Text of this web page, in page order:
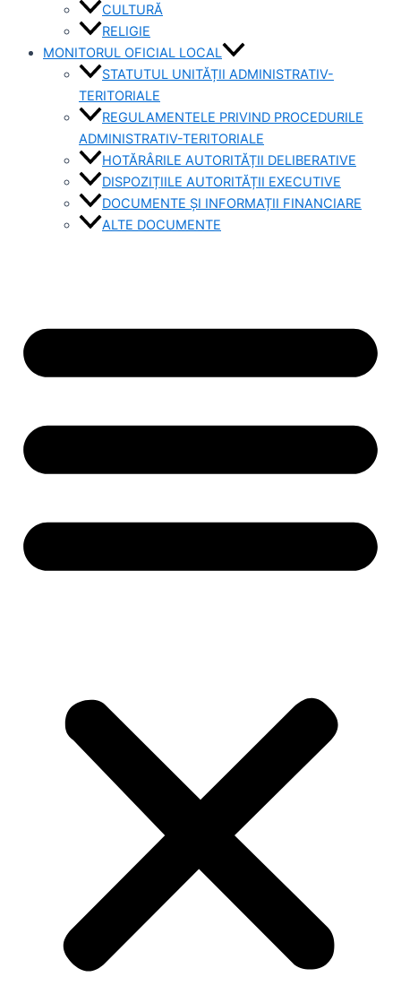
CULTURĂ
RELIGIE
MONITORUL OFICIAL LOCAL
STATUTUL UNITĂȚII ADMINISTRATIV-
TERITORIALE
REGULAMENTELE PRIVIND PROCEDURILE
ADMINISTRATIV-TERITORIALE
HOTĂRÂRILE AUTORITĂȚII DELIBERATIVE
DISPOZIȚIILE AUTORITĂȚII EXECUTIVE
DOCUMENTE ȘI INFORMAȚII FINANCIARE
ALTE DOCUMENTE